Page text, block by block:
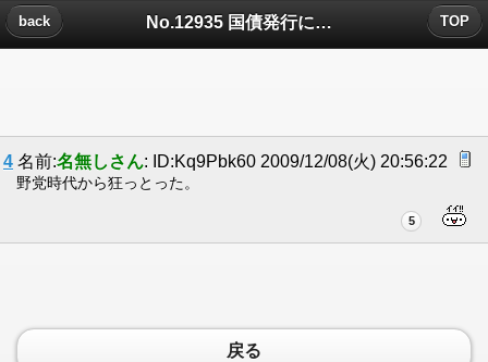
No.12935 国債発行についたコメント
back TOP
4 名前:名無しさん: ID:Kq9Pbk60 2009/12/08(火) 20:56:22
野党時代から狂っとった。
5
戻る